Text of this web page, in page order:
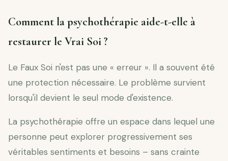
Comment la psychothérapie aide-t-elle à
restaurer le Vrai Soi ?
Le Faux Soi n'est pas une « erreur ». Il a souvent été
une protection nécessaire. Le problème survient
lorsqu'il devient le seul mode d'existence.
La psychothérapie offre un espace dans lequel une
personne peut explorer progressivement ses
véritables sentiments et besoins – sans crainte